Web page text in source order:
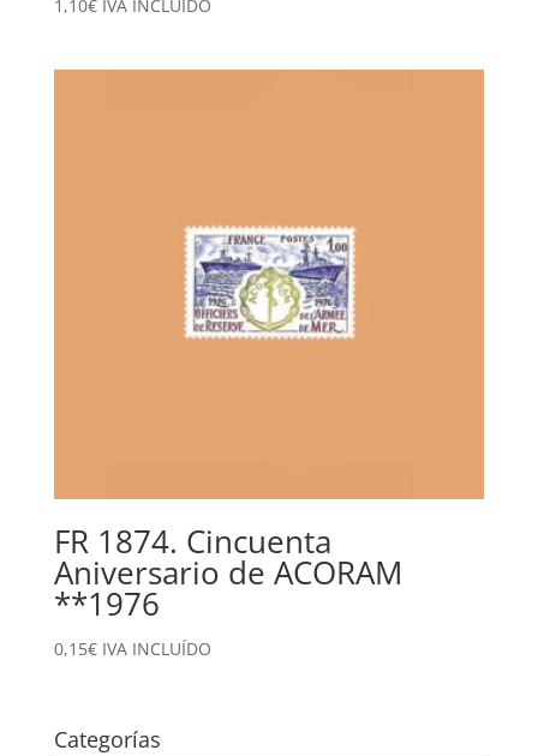
1,10€ IVA INCLUÍDO
FR 1874. Cincuenta
Aniversario de ACORAM
**1976
0,15€ IVA INCLUÍDO
Categorías